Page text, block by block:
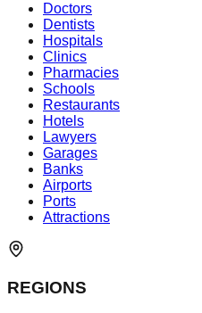
Doctors
Dentists
Hospitals
Clinics
Pharmacies
Schools
Restaurants
Hotels
Lawyers
Garages
Banks
Airports
Ports
Attractions
REGIONS